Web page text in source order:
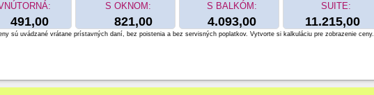
491,00
S OKNOM:
821,00
S BALKÓM:
4.093,00
SUITE:
11.215,00
sú uvádzané vrátane prístavných daní, bez poistenia a bez servisných poplatkov. Vytvorte si kalkuláciu pre zobrazenie ceny.